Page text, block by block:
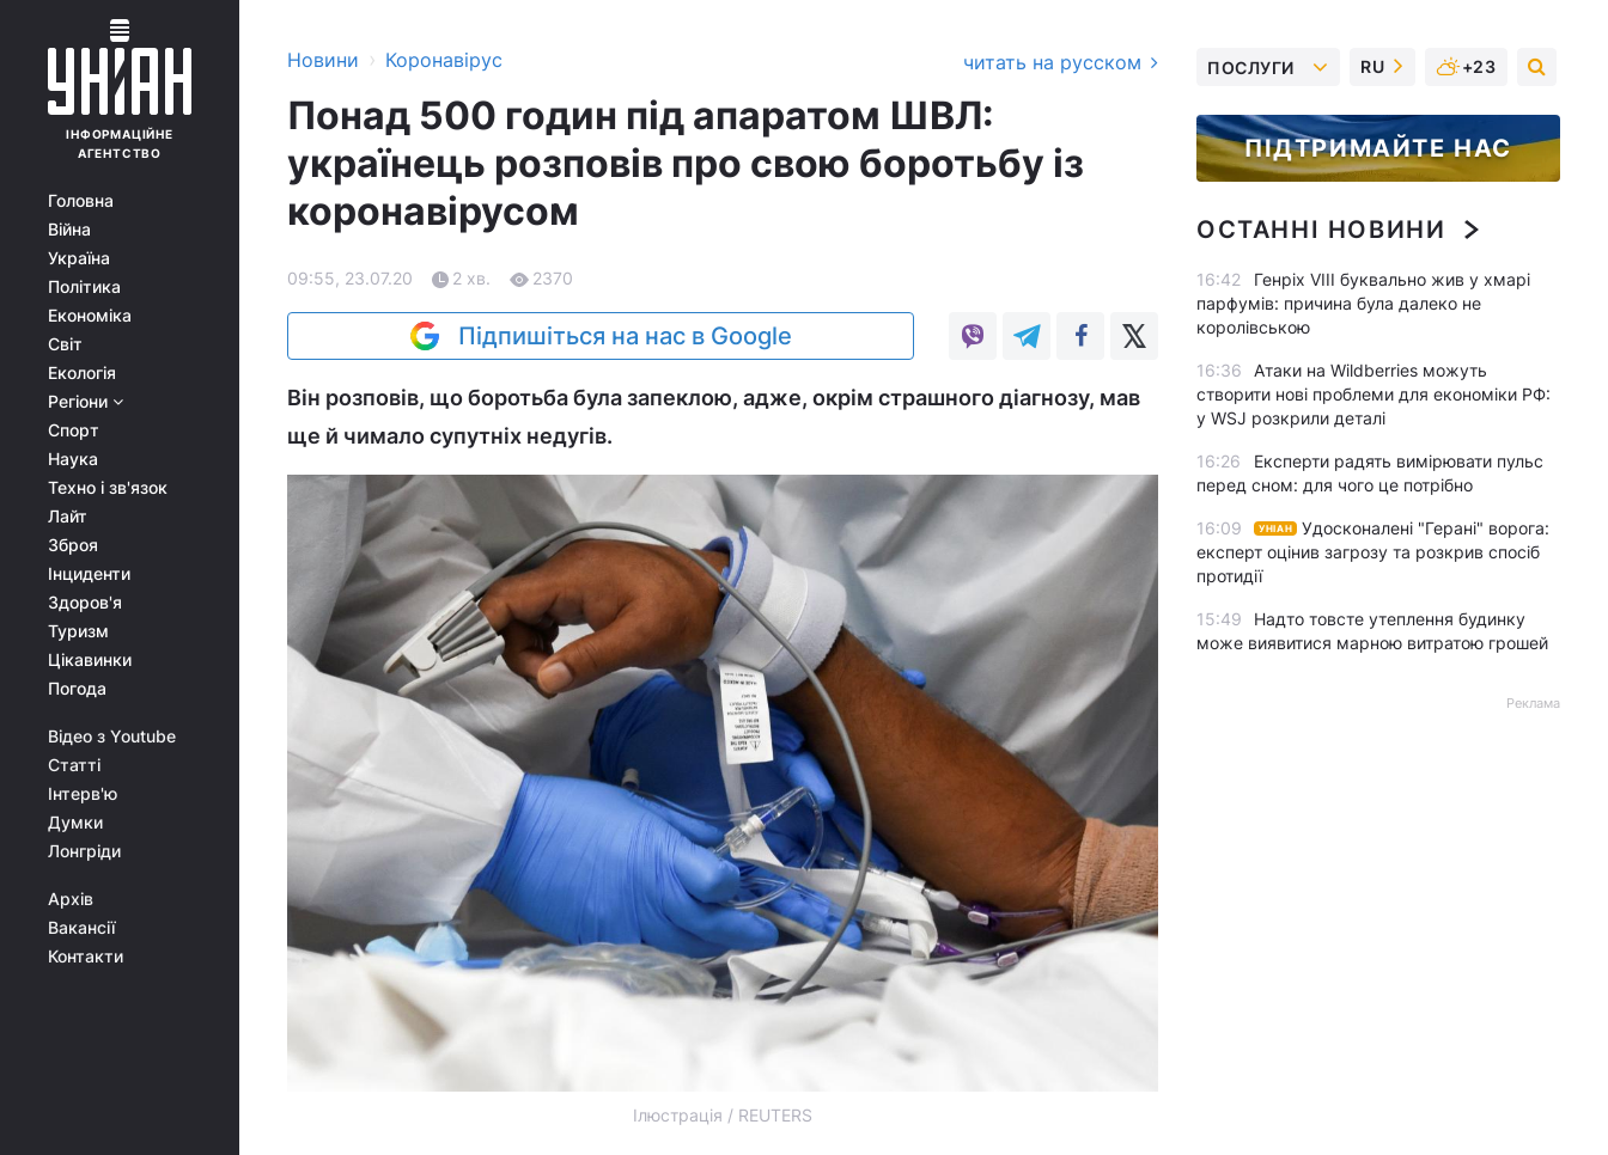
ІНФОРМАЦІЙНЕ
АГЕНТСТВО
Головна
Війна
Україна
Політика
Економіка
Світ
Екологія
Регіони
Спорт
Наука
Техно і зв'язок
Лайт
Зброя
Інциденти
Здоров'я
Туризм
Цікавинки
Погода
Відео з Youtube
Статті
Інтерв'ю
Думки
Лонгріди
Архів
Вакансії
Контакти
Новини › Коронавірус читать на русском
Понад 500 годин під апаратом ШВЛ:
українець розповів про свою боротьбу із
коронавірусом
09:55, 23.07.20 2 хв. 2370
Підпишіться на нас в Google
Він розповів, що боротьба була запеклою, адже, окрім страшного діагнозу, мав
ще й чимало супутніх недугів.
Ілюстрація / REUTERS
ПОСЛУГИ RU +23
ПІДТРИМАЙТЕ НАС
ОСТАННІ НОВИНИ
16:42
Генріх VIII буквально жив у хмарі
парфумів: причина була далеко не
королівською
16:36
Атаки на Wildberries можуть
створити нові проблеми для економіки РФ:
у WSJ розкрили деталі
16:26
Експерти радять вимірювати пульс
перед сном: для чого це потрібно
16:09 УНІАН
Удосконалені "Герані" ворога:
експерт оцінив загрозу та розкрив спосіб
протидії
15:49
Надто товсте утеплення будинку
може виявитися марною витратою грошей
Реклама